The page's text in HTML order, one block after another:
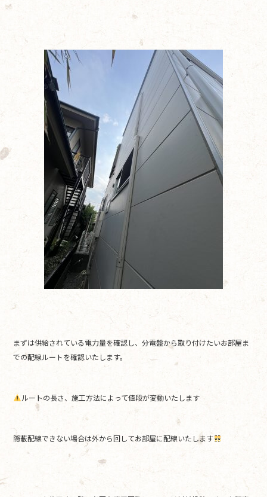
まずは供給されている電力量を確認し、分電盤から取り付けたいお部屋ま
での配線ルートを確認いたします。
ルートの長さ、施工方法によって値段が変動いたします
隠蔽配線できない場合は外から回してお部屋に配線いたします